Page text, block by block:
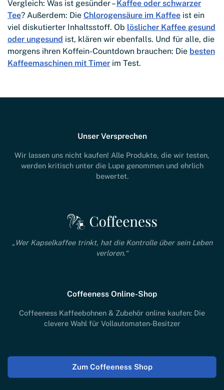
Vergleich: Was ist gesünder –Kaffee oder schwarzer
Tee? Außerdem: Die Chlorogensäure im Kaffee ist ein
viel diskutierter Inhaltsstoff. Ob löslicher Kaffee gesund
oder ungesund ist, klären wir ebenfalls. Und für alle, die
morgens ihren Koffein-Countdown brauchen: Die besten
Kaffeemaschinen mit Timer im Test.
Unser Versprechen
Wir lassen uns nicht kaufen! Alle Produkte, die wir testen,
werden kritisch unter die Lupe genommen und ehrlich
bewertet.
„Wer Kapselkaffee trinkt, hat die Kontrolle über sein Leben
verloren.“
Coffeeness Online-Shop
Coffeeness Kaffeebohnen & Zubehör online kaufen: Die
clevere Wahl für Vollautomaten-Besitzer
Zum Coffeeness Shop